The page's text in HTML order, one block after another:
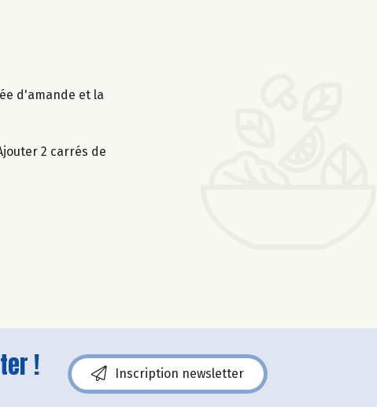
d'amande et la
2 carrés de
! Inscription newsletter